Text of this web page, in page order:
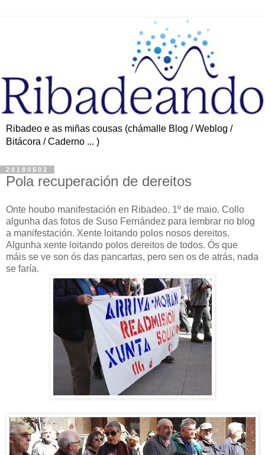
Ribadeo e as miñas cousas (chámalle Blog / Weblog /
Bitácora / Caderno ... )
20180502
Pola recuperación de dereitos
Onte houbo manifestación en Ribadeo. 1º de maio. Collo
algunha das fotos de Suso Fernández para lembrar no blog
a manifestación. Xente loitando polos nosos dereitos.
Algunha xente loitando polos dereitos de todos. Ós que
máis se ve son ós das pancartas, pero sen os de atrás, nada
se faría.